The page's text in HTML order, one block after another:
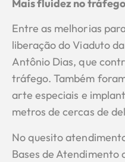
Mais fluidez no
Entre as melhorias
liberação do Viaduto
Antônio Dias, que
tráfego. Também
arte especiais e
metros de cercas de
No quesito
Bases de Atendimento